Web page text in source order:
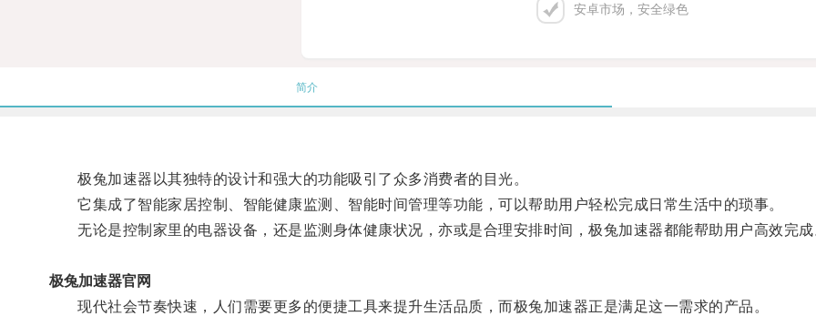
安卓市场，安全绿色
简介
极兔加速器以其独特的设计和强大的功能吸引了众多消费者的目光。
它集成了智能家居控制、智能健康监测、智能时间管理等功能，可以帮助用户轻松完成日常生活中的琐事。
无论是控制家里的电器设备，还是监测身体健康状况，亦或是合理安排时间，极兔加速器都能帮助用户高效完成
极兔加速器官网
现代社会节奏快速，人们需要更多的便捷工具来提升生活品质，而极兔加速器正是满足这一需求的产品。